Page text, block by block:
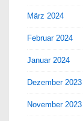
März 2024
Februar 2024
Januar 2024
Dezember 2023
November 2023